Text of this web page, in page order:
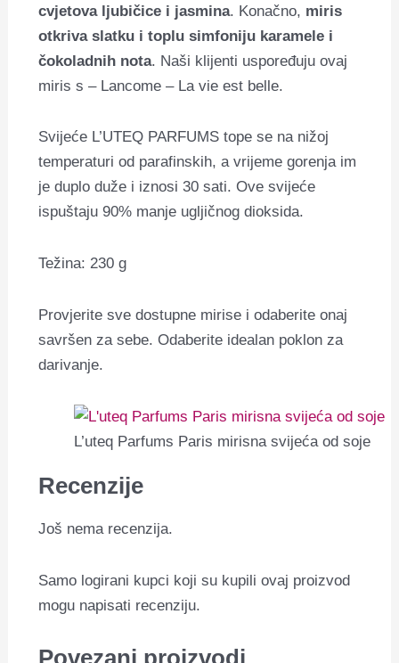
cvjetova ljubičice i jasmina. Konačno, miris
otkriva slatku i toplu simfoniju karamele i
čokoladnih nota. Naši klijenti uspoređuju ovaj
miris s – Lancome – La vie est belle.
Svijeće L’UTEQ PARFUMS tope se na nižoj
temperaturi od parafinskih, a vrijeme gorenja im
je duplo duže i iznosi 30 sati.Ove svijeće
ispuštaju 90% manje ugljičnog dioksida.
Težina: 230 g
Provjerite sve dostupne mirise i odaberite onaj
savršen za sebe. Odaberite idealan poklon za
darivanje.
L’uteq Parfums Paris mirisna svijeća od soje
Recenzije
Još nema recenzija.
Samo logirani kupci koji su kupili ovaj proizvod
mogu napisati recenziju.
Povezani proizvodi